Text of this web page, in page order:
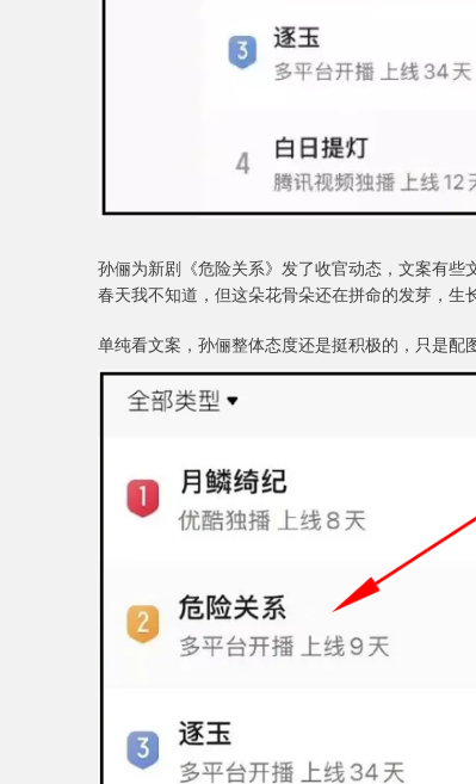
孙俪为新剧《危险关系》发了收官动态，文案有
春天我不知道，但这朵花骨朵还在拼命的发芽，
单纯看文案，孙俪整体态度还是挺积极的，只是配